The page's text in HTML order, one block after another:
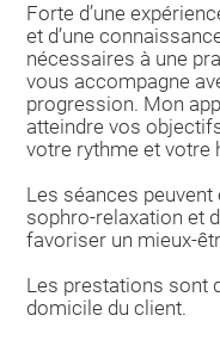
Forte d’une
et d’une
nécessaires à une
vous accompagne
progression. Mon
atteindre vos
votre rythme et votre
Les séances
sophro-relaxation et
favoriser un mieux-
Les prestations sont
domicile du client.